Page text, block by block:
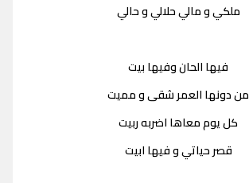
ملكي و مالي حلالي و حالي
فيها الحان وفيها بيت
من دونها العمر شقى و مميت
كل يوم معاها اضربه ربيت
قصر حياتي و فيها ابيت